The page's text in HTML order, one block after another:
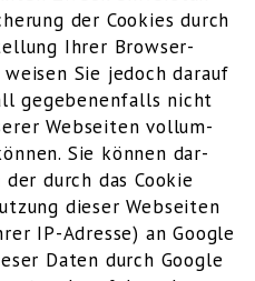
der Coo­kies durch
Ihrer Brow­ser-
Sie jedoch dar­auf
gege­be­nen­falls nicht
Web­sei­ten voll­um­
Sie kön­nen dar­
durch das Coo­kie
die­ser Web­sei­ten
IP-Adres­se) an Goog­le
Daten durch Goog­le